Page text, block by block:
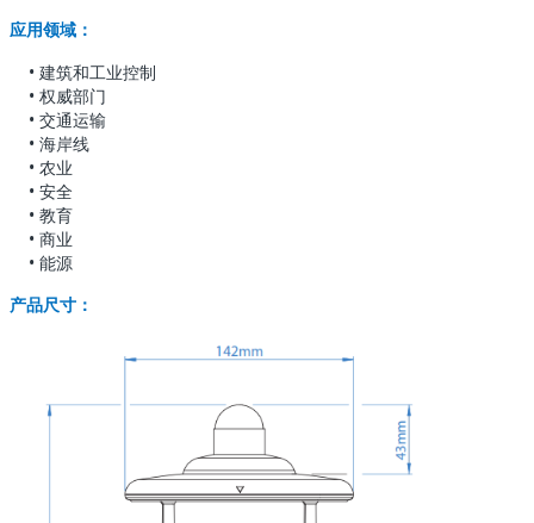
应用领域：
• 建筑和工业控制
• 权威部门
• 交通运输
• 海岸线
• 农业
• 安全
• 教育
• 商业
• 能源
产品尺寸：